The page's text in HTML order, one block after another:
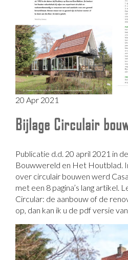
20 Apr 2021
Bijlage Circulair
Publicatie d.d. 20 april 2021 in
Bouwwereld en Het Houtblad.
over circulair bouwen werd
met een 8 pagina’s lang artikel.
Circular: de aanbouw of de
op, dan kan ik u de pdf versie